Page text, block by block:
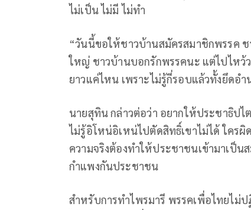
ไม่เป็น ไม่มี ไม่ทำ
“วันนี้ขอให้ชาวบ้านสมัครสมาชิกพรรค ช
ใหญ่ ชาวบ้านบอกรักพรรคนะ แต่ไปไหว้
ยาวแค่ไหน เพราะไม่รู้กี่รอบแล้วทั้งยึดอ
นายสุทิน กล่าวต่อว่า อยากให้ประชาธิปไ
ไม่รู้อิโหน่อิเหน่ไปตัดสิทธิ์เขาไม่ได้ ใคร
ความจริงต้องทำให้ประชาชนเข้ามาเป็น
กำแพงกันประชาชน
สำหรับการทำไพรมารี พรรคเพื่อไทยไม่